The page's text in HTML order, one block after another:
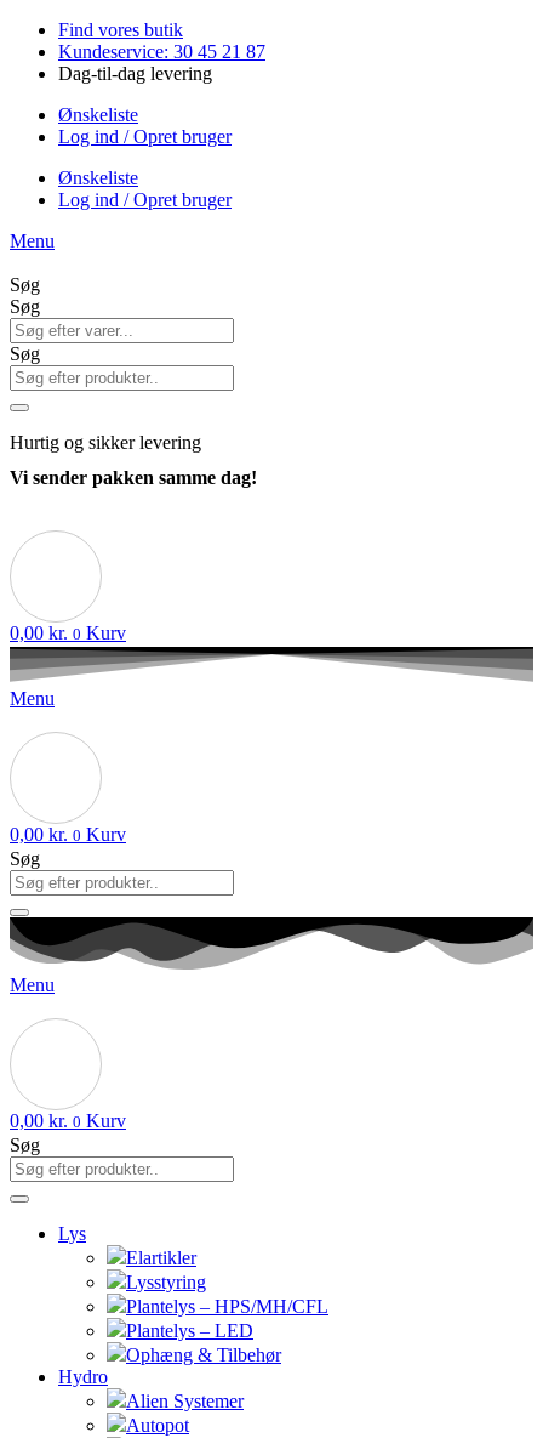
Videre
indhold
Find vores butik
Kundeservice: 30 45 21 87
Dag-til-dag levering
Ønskeliste
Log ind / Opret bruger
Ønskeliste
Log ind / Opret bruger
Menu
Søg
Søg
Søg
Hurtig og sikker levering
Vi sender pakken samme dag!
0,00 kr. 0 Kurv
Menu
0,00 kr. 0 Kurv
Søg
Menu
0,00 kr. 0 Kurv
Søg
Lys
Elartikler
Lysstyring
Plantelys – HPS/MH/CFL
Plantelys – LED
Ophæng & Tilbehør
Hydro
Alien Systemer
Autopot